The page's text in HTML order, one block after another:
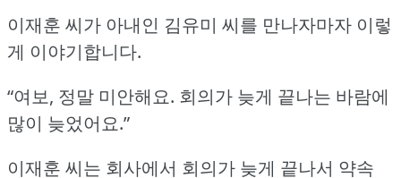
이재훈 씨가 아내인 김유미 씨를 만나자마자 이렇
게 이야기합니다.
“여보, 정말 미안해요. 회의가 늦게 끝나는 바람에
많이 늦었어요.”
이재훈 씨는 회사에서 회의가 늦게 끝나서 약속